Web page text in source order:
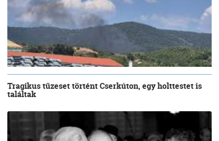
Tragikus tűzeset történt Cserkúton, egy holttestet is
találtak